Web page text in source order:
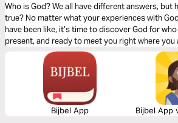
Who is God? We all have different answers, but
true? No matter what your experiences with
have been like, it’s time to discover God for
present, and ready to meet you right where you
this 6-day Bible Plan accompanying Pastor
series, God Is _______.
Bijbel App Bijbel App